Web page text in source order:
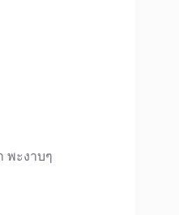
พะงาบๆ